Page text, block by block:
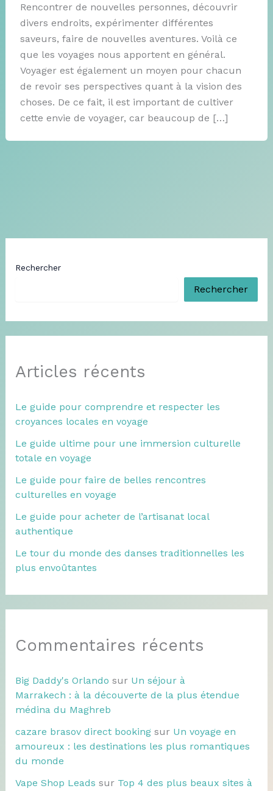
Rencontrer de nouvelles personnes, découvrir
divers endroits, expérimenter différentes
saveurs, faire de nouvelles aventures. Voilà ce
que les voyages nous apportent en général.
Voyager est également un moyen pour chacun
de revoir ses perspectives quant à la vision des
choses. De ce fait, il est important de cultiver
cette envie de voyager, car beaucoup de […]
Rechercher
Rechercher
Articles récents
Le guide pour comprendre et respecter les
croyances locales en voyage
Le guide ultime pour une immersion culturelle
totale en voyage
Le guide pour faire de belles rencontres
culturelles en voyage
Le guide pour acheter de l’artisanat local
authentique
Le tour du monde des danses traditionnelles les
plus envoûtantes
Commentaires récents
Big Daddy's Orlando sur Un séjour à
Marrakech : à la découverte de la plus étendue
médina du Maghreb
cazare brasov direct bookingsur Un voyage en
amoureux : les destinations les plus romantiques
du monde
Vape Shop Leads sur Top 4 des plus beaux sites à